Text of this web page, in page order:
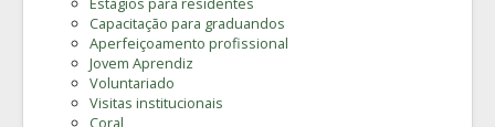
Capacitação para graduandos
Aperfeiçoamento profissional
Jovem Aprendiz
Voluntariado
Visitas institucionais
Coral